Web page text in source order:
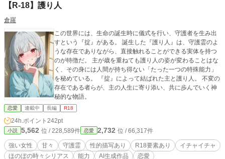
【R-18】護り人
倉羅
この世界には、生命の誕生時に儀式を行い、守護者を生み出
すという『掟』がある。 誕生した『護り人』は、守護霊のよ
うな存在でありながら、直接触れることができる実体を持つ
のが特徴だ。 主が歳を重ねても護り人の姿が変わることはな
く、その身には人間が持ち得ない「たった一つの特殊能力」
を秘めている。 『掟』によって結ばれた主と護り人。 不変の
存在である者らが、主の人生に寄り添い、共に歩んでいく神
秘的な物語。
恋愛 連載中 長編 R18
24h.ポイント 242pt
小説 5,562 位 / 228,589件 恋愛 2,732 位 / 66,317件
強い女性 甘々 守護霊 性的描写あり R18要素あり
イチャイチャ
ほのぼの時々シリアス
能力 AI生成作品 恋愛